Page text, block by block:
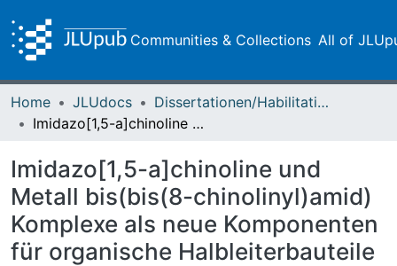
Communities & Collections All of
Home JLUdocs
Dissertationen/Habilitationen
Imidazo[1,5-a]chinoline und Metall bis(bis(8-chinolinyl)amid) Komplexe als neue Komponenten für organische Halbleiterbauteile
Imidazo[1,5-a]chinoline und
Metall bis(bis(8-chinolinyl)amid)
Komplexe als neue Komponenten
für organische Halbleiterbauteile